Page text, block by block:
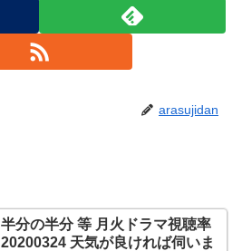
arasujidan
半分の半分 等 月火ドラマ視聴率
20200324 天気が良ければ伺いま